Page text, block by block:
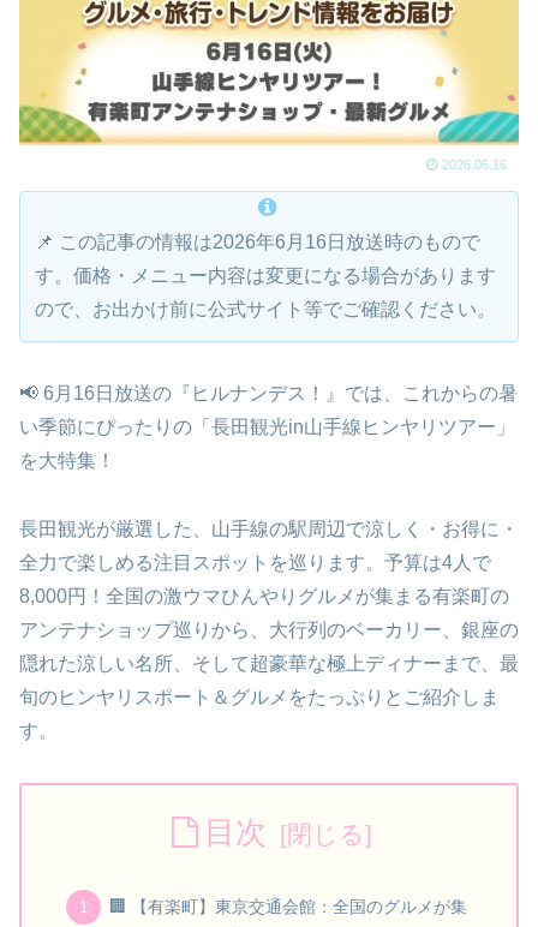
2026.06.16
📌 この記事の情報は2026年6月16日放送時のもので
す。価格・メニュー内容は変更になる場合があります
ので、お出かけ前に公式サイト等でご確認ください。
📢 6月16日放送の『ヒルナンデス！』では、これからの暑
い季節にぴったりの「長田観光in山手線ヒンヤリツアー」
を大特集！
長田観光が厳選した、山手線の駅周辺で涼しく・お得に・
全力で楽しめる注目スポットを巡ります。予算は4人で
8,000円！全国の激ウマひんやりグルメが集まる有楽町の
アンテナショップ巡りから、大行列のベーカリー、銀座の
隠れた涼しい名所、そして超豪華な極上ディナーまで、最
旬のヒンヤリスポート＆グルメをたっぷりとご紹介しま
す。
目次
🏢 【有楽町】東京交通会館：全国のグルメが集